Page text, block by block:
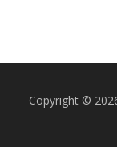
Copyright ©